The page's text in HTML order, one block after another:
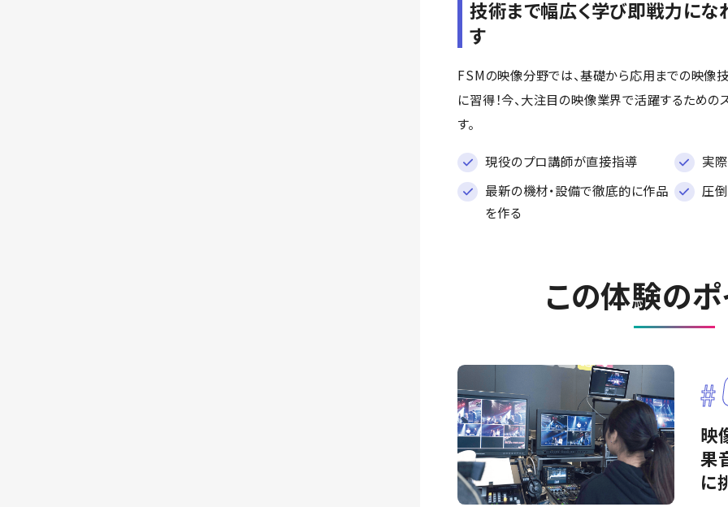
技術まで幅広く学び即戦力にな
す
FSMの映像分野では、基礎から応用までの映像
に習得！今、大注目の映像業界で活躍するため
す。
現役のプロ講師が直接指導
実
最新の機材・設備で徹底的に作品
を作る
圧
この体験の
映
果
に